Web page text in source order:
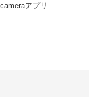
アプリ